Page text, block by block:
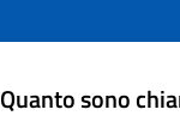
Quanto sono